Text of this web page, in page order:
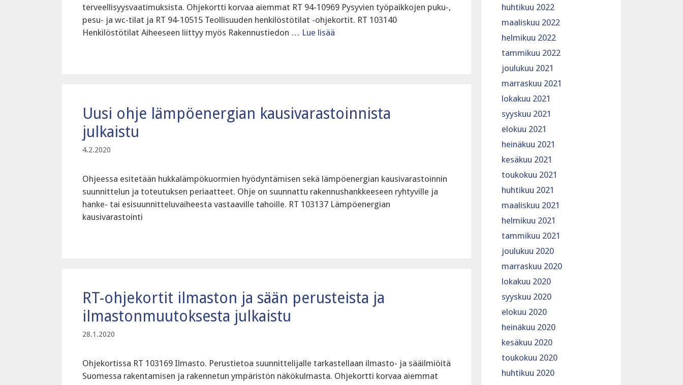
terveellisyysvaatimuksista. Ohjekortti korvaa aiemmat RT 94-10969 Pysyvien työpaikkojen puku-,
pesu- ja wc-tilat ja RT 94-10515 Teollisuuden henkilöstötilat -ohjekortit. RT 103140
Henkilöstötilat Aiheeseen liittyy myös Rakennustiedon … Lue lisää
Uusi ohje lämpöenergian kausivarastoinnista
julkaistu
4.2.2020
Ohjeessa esitetään hukkalämpökuormien hyödyntämisen sekä lämpöenergian kausivarastoinnin
suunnittelun ja toteutuksen periaatteet. Ohje on suunnattu rakennushankkeeseen ryhtyville ja
hanke- tai esisuunnitteluvaiheesta vastaaville tahoille. RT 103137 Lämpöenergian
kausivarastointi
RT-ohjekortit ilmaston ja sään perusteista ja
ilmastonmuutoksesta julkaistu
28.1.2020
Ohjekortissa RT 103169 Ilmasto. Perustietoa suunnittelijalle tarkastellaan ilmasto- ja sääilmiöitä
Suomessa rakentamisen ja rakennetun ympäristön näkökulmasta. Ohjekortti korvaa aiemmat
huhtikuu 2022
maaliskuu 2022
helmikuu 2022
tammikuu 2022
joulukuu 2021
marraskuu 2021
lokakuu 2021
syyskuu 2021
elokuu 2021
heinäkuu 2021
kesäkuu 2021
toukokuu 2021
huhtikuu 2021
maaliskuu 2021
helmikuu 2021
tammikuu 2021
joulukuu 2020
marraskuu 2020
lokakuu 2020
syyskuu 2020
elokuu 2020
heinäkuu 2020
kesäkuu 2020
toukokuu 2020
huhtikuu 2020